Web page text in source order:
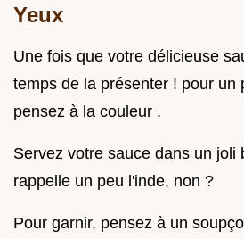
Yeux
Une fois que votre délicieuse
temps de la présenter ! pour un
pensez à la couleur .
Servez votre sauce dans un joli
rappelle un peu l'inde, non ?
Pour garnir, pensez à un